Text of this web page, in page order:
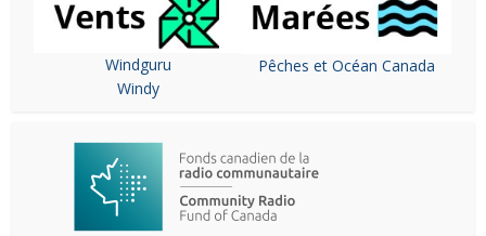
Windguru
Windy
Pêches et Océan Canada